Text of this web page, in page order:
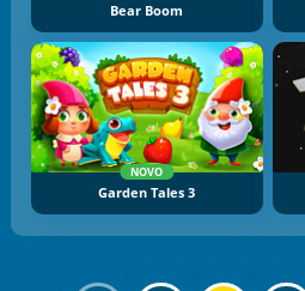
Bear Boom
NOVO
Garden Tales 3